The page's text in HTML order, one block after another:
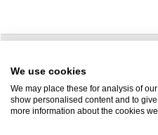
Zuidersluisweg 42
8243 RC Lelystad
We use cookies
We may place these for analysis of
show personalised content and to
more information about the cookies